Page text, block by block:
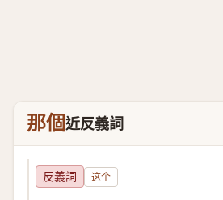
那個近反義詞
反義詞 这个